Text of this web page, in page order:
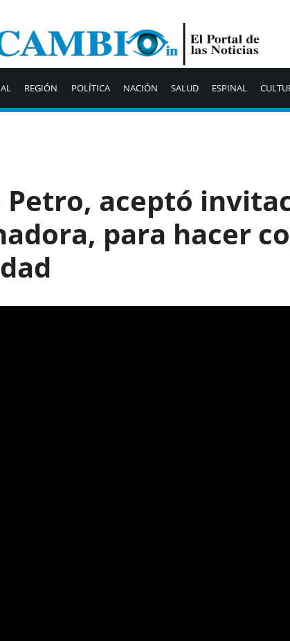
REGIÓN POLÍTICA NACIÓN SALUD ESPINAL
Petro, aceptó
para hacer